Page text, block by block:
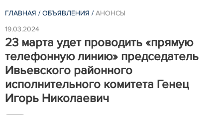
ГЛАВНАЯ / ОБЪЯВЛЕНИЯ / АНОНСЫ
19.03.2024
23 марта удет проводить «прямую
телефонную линию» председатель
Ивьевского районного
исполнительного комитета Генец
Игорь Николаевич